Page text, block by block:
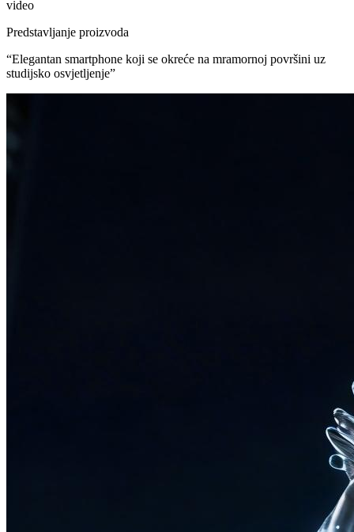
video
Predstavljanje proizvoda
“Elegantan smartphone koji se okreće na mramornoj površini uz
studijsko osvjetljenje”